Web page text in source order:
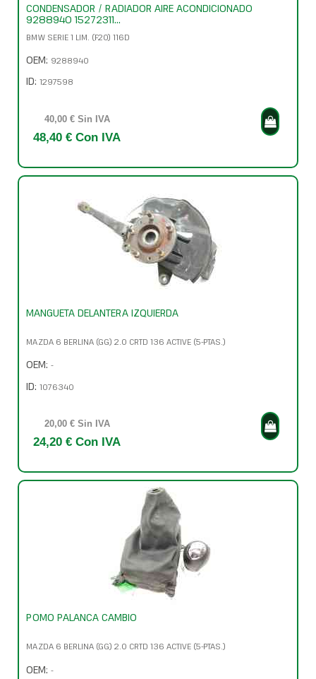
CONDENSADOR / RADIADOR AIRE ACONDICIONADO
9288940 15272311...
BMW SERIE 1 LIM. (F20) 116D
OEM: 9288940
ID: 1297598
40,00 € Sin IVA
48,40 € Con IVA
MANGUETA DELANTERA IZQUIERDA
MAZDA 6 BERLINA (GG) 2.0 CRTD 136 ACTIVE (5-PTAS.)
OEM: -
ID: 1076340
20,00 € Sin IVA
24,20 € Con IVA
POMO PALANCA CAMBIO
MAZDA 6 BERLINA (GG) 2.0 CRTD 136 ACTIVE (5-PTAS.)
OEM: -